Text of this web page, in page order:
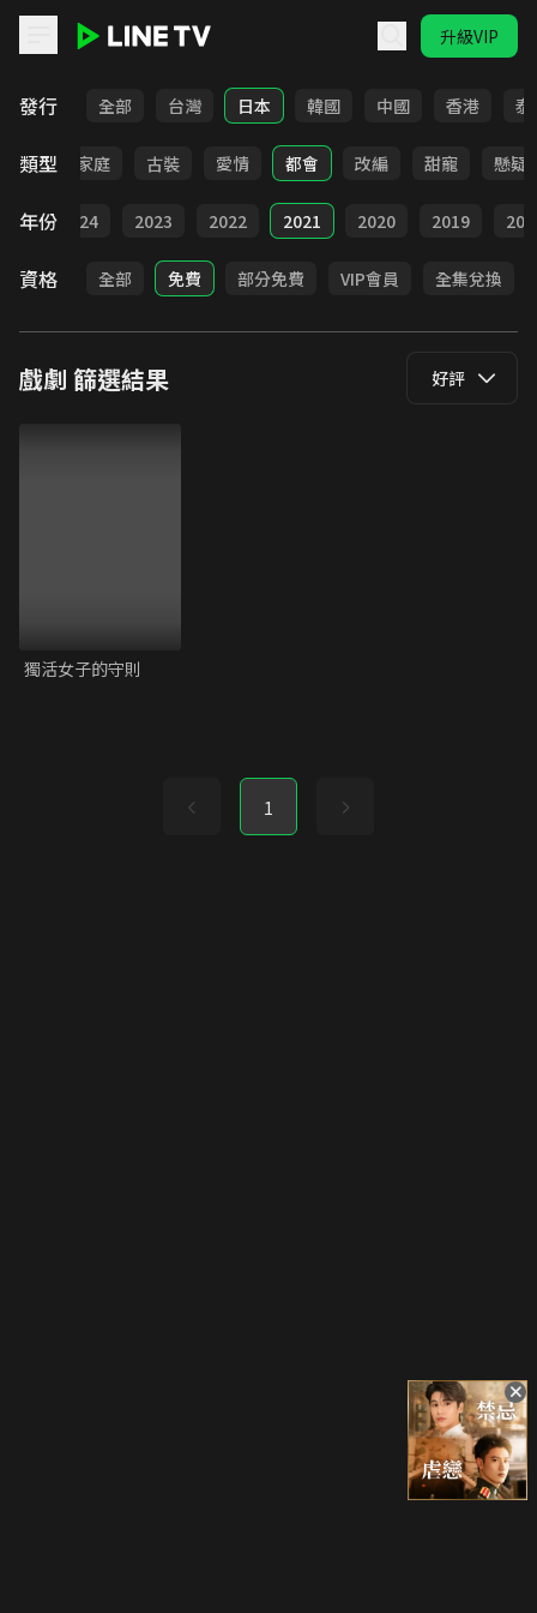
升級VIP
發行 全部 台灣 日本 韓國 中國 香港 泰
類型
校園 家庭 古裝 愛情 都會 改編 甜寵 懸疑
年份 2024 2023 2022 2021 2020 2019
資格 全部 免費 部分免費 VIP會員 全集兌換
戲劇 篩選結果 好評
獨活女子的守則
1